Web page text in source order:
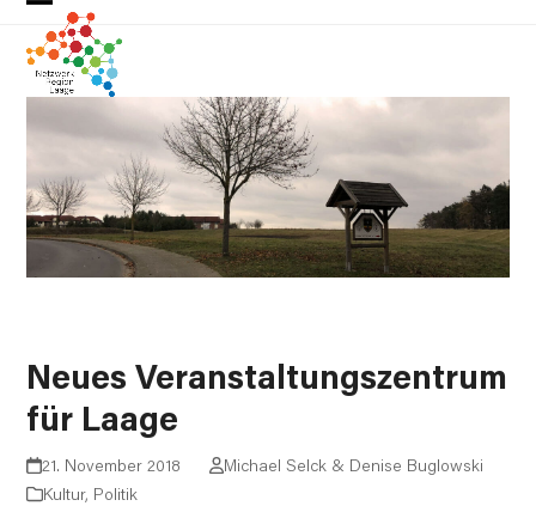
Skip
content
Open
mobile
menu
Close
mobile
menu
Neues Veranstaltungszentrum
für Laage
21. November 2018
Michael Selck & Denise Buglowski
Kultur, Politik